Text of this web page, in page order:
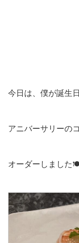
今日は、僕が誕生
アニバーサリーの
オーダーしました